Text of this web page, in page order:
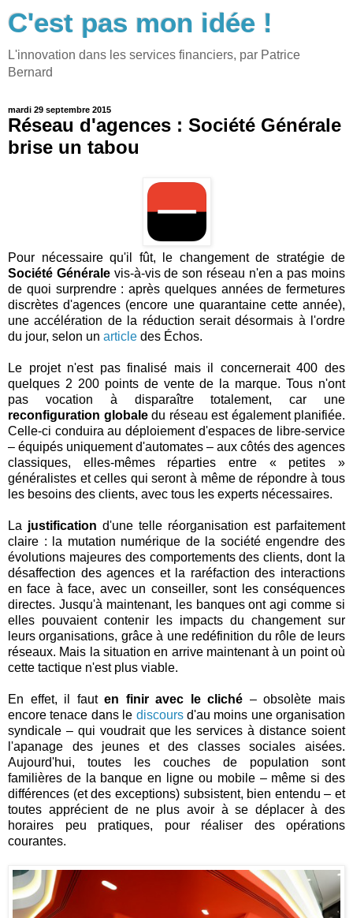
C'est pas mon idée !
L'innovation dans les services financiers, par Patrice
Bernard
mardi 29 septembre 2015
Réseau d'agences : Société Générale
brise un tabou
Pour nécessaire qu'il fût, le changement de stratégie de
Société Généralevis-à-vis de son réseau n'en a pas moins
de quoi surprendre : après quelques années de fermetures
discrètes d'agences (encore une quarantaine cette année),
une accélération de la réduction serait désormais à l'ordre
du jour, selon un article des Échos.
Le projet n'est pas finalisé mais il concernerait 400 des
quelques 2 200 points de vente de la marque. Tous n'ont
pas vocation à disparaître totalement, car une
reconfiguration globaledu réseau est également planifiée.
Celle-ci conduira au déploiement d'espaces de libre-service
– équipés uniquement d'automates – aux côtés des agences
classiques, elles-mêmes réparties entre « petites »
généralistes et celles qui seront à même de répondre à tous
les besoins des clients, avec tous les experts nécessaires.
La justification d'une telle réorganisation est parfaitement
claire : la mutation numérique de la société engendre des
évolutions majeures des comportements des clients, dont la
désaffection des agences et la raréfaction des interactions
en face à face, avec un conseiller, sont les conséquences
directes. Jusqu'à maintenant, les banques ont agi comme si
elles pouvaient contenir les impacts du changement sur
leurs organisations, grâce à une redéfinition du rôle de leurs
réseaux. Mais la situation en arrive maintenant à un point où
cette tactique n'est plus viable.
En effet, il fauten finir avec le cliché – obsolète mais
encore tenace dans le discoursd'au moins une organisation
syndicale – qui voudrait que les services à distance soient
l'apanage des jeunes et des classes sociales aisées.
Aujourd'hui, toutes les couches de population sont
familières de la banque en ligne ou mobile – même si des
différences (et des exceptions) subsistent, bien entendu – et
toutes apprécient de ne plus avoir à se déplacer à des
horaires peu pratiques, pour réaliser des opérations
courantes.